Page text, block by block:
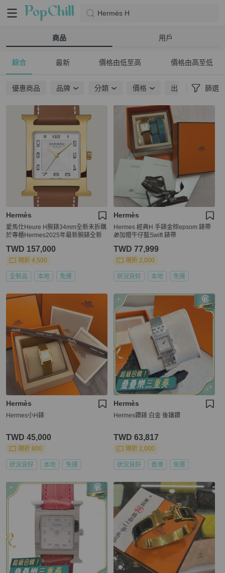
Hermès H
商品 用戶
綜合 最新 價格由低至高 價格由高至低
優惠商品 品牌 分類 價格 出貨地點 篩選
Hermès
愛馬仕Heure H腕錶34mm全新未拆購
於專櫃Hermes2025年最新腕錶全新
TWD 157,000
現折 4,500
全新品 本地 免運
Hermès
Hermes 經典H 手錶金棕epsom 錶帶
🎁加贈牛仔藍Swift 錶帶
TWD 77,999
現折 2,000
狀況良好 本地 免運
Hermès
Hermes小H錶
TWD 45,000
現折 800
狀況良好 本地 免運
Hermès
Hermes鑽錶 白金 後鑲鑽
TWD 63,817
現折 2,000
狀況良好 香港 免運